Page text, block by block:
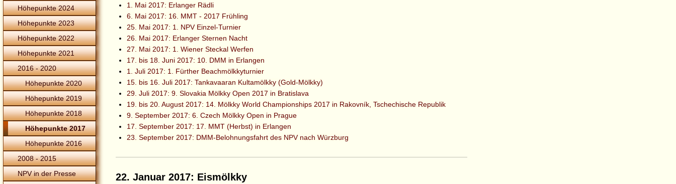
Höhepunkte 2024
Höhepunkte 2023
Höhepunkte 2022
Höhepunkte 2021
2016 - 2020
Höhepunkte 2020
Höhepunkte 2019
Höhepunkte 2018
Höhepunkte 2017
Höhepunkte 2016
2008 - 2015
NPV in der Presse
1. Mai 2017: Erlanger Rädli
6. Mai 2017: 16. MMT - 2017 Frühling
25. Mai 2017: 1. NPV Einzel-Turnier
26. Mai 2017: Erlanger Sternen Nacht
27. Mai 2017: 1. Wiener Steckal Werfen
17. bis 18. Juni 2017: 10. DMM in Erlangen
1. Juli 2017: 1. Fürther Beachmölkkyturnier
15. bis 16. Juli 2017: Tankavaaran Kultamölkky (Gold-Mölkky)
29. Juli 2017: 9. Slovakia Mölkky Open 2017 in Bratislava
19. bis 20. August 2017: 14. Mölkky World Championships 2017 in Rakovník, Tschechische Republik
9. September 2017: 6. Czech Mölkky Open in Prague
17. September 2017: 17. MMT (Herbst) in Erlangen
23. September 2017: DMM-Belohnungsfahrt des NPV nach Würzburg
22. Januar 2017: Eismölkky